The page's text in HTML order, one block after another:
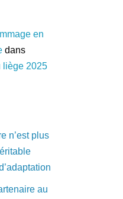
en
dans
liège 2025
n’est plus
au